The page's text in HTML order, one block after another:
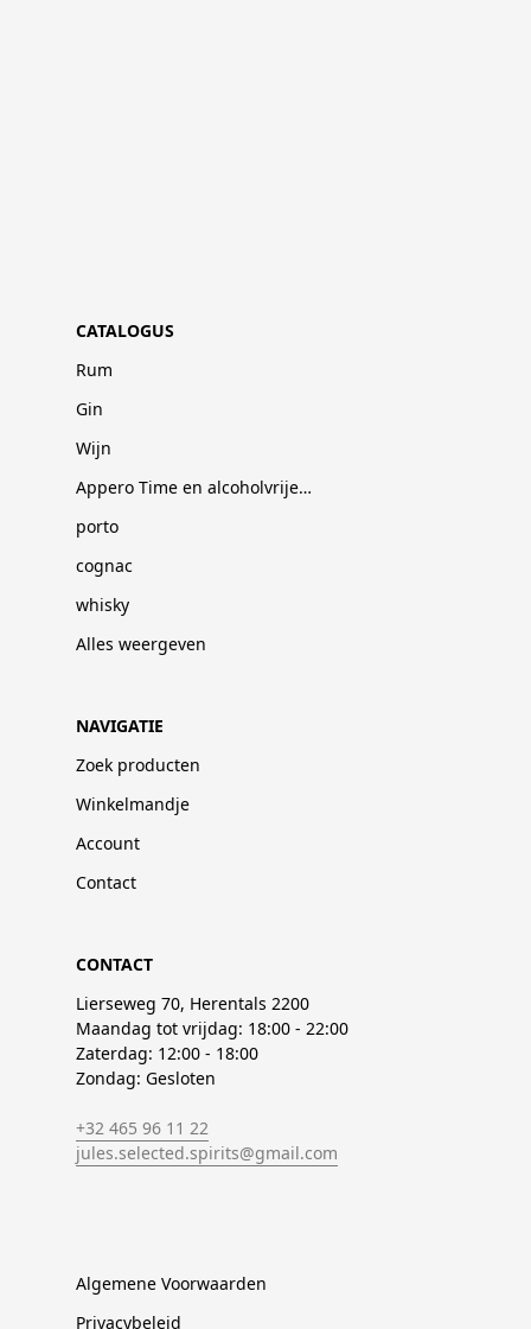
CATALOGUS
Rum
Gin
Wijn
Appero Time en alcoholvrije dranken
porto
cognac
whisky
Alles weergeven
NAVIGATIE
Zoek producten
Winkelmandje
Account
Contact
CONTACT
Lierseweg 70, Herentals 2200
Maandag tot vrijdag: 18:00 - 22:00
Zaterdag: 12:00 - 18:00
Zondag: Gesloten
+32 465 96 11 22
jules.selected.spirits@gmail.com
Algemene Voorwaarden
Privacybeleid